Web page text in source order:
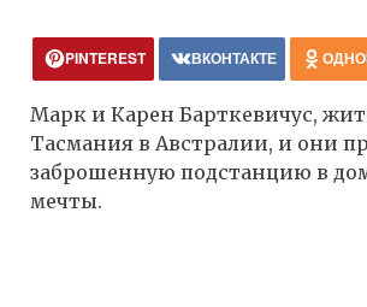
PINTEREST ВКОНТАКТЕ
Марк и Карен Барткевичус,
Тасмания в Австралии, и они
заброшенную подстанцию в
мечты.